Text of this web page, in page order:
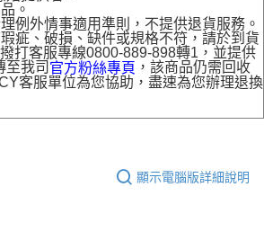
。
例外情事適用準則，不提供退貨服務。
疵、破損、缺件或規格不符，請於到貨
打客服專線0800-889-898轉1，並提供
至我司 官方粉絲專頁 ，該商品仍需回收
客服單位為您協助，盡速為您辦理退換
顯示電腦版詳細說明